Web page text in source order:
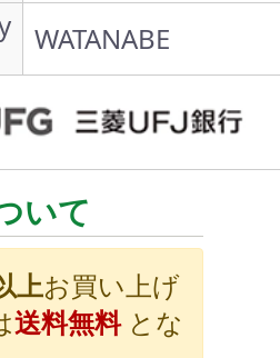
WATANABE
いて
上お買い上げ
送料無料とな